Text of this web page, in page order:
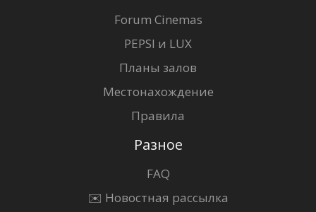
Forum Cinemas
PEPSI и LUX
Планы залов
Местонахождение
Правила
Разное
FAQ
✉️ Новостная рассылка